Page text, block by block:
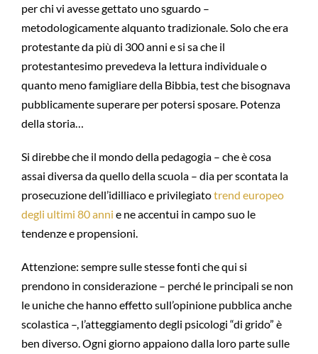
per chi vi avesse gettato uno sguardo –
metodologicamente alquanto tradizionale. Solo che era
protestante da più di 300 anni e si sa che il
protestantesimo prevedeva la lettura individuale o
quanto meno famigliare della Bibbia, test che bisognava
pubblicamente superare per potersi sposare. Potenza
della storia…
Si direbbe che il mondo della pedagogia – che è cosa
assai diversa da quello della scuola – dia per scontata la
prosecuzione dell’idilliaco e privilegiatotrend europeo
degli ultimi 80 anni e ne accentui in campo suo le
tendenze e propensioni.
Attenzione: sempre sulle stesse fonti che qui si
prendono in considerazione – perché le principali se non
le uniche che hanno effetto sull’opinione pubblica anche
scolastica –, l’atteggiamento degli psicologi “di grido” è
ben diverso. Ogni giorno appaiono dalla loro parte sulle